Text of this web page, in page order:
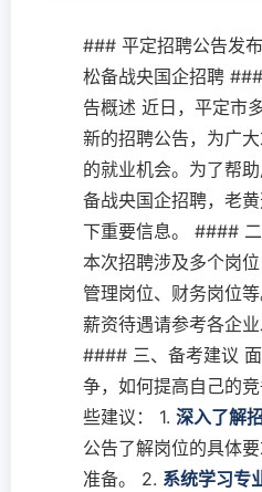
### 平定招聘公告发
松备战央国企招聘
告概述 近日，平定市
新的招聘公告，为广
的就业机会。为了帮
备战央国企招聘，老
下重要信息。 ####
本次招聘涉及多个岗位
管理岗位、财务岗位
薪资待遇请参考各企业
#### 三、备考建议
争，如何提高自己的
些建议： 1. 深入了解
公告了解岗位的具体
准备。 2. 系统学习专